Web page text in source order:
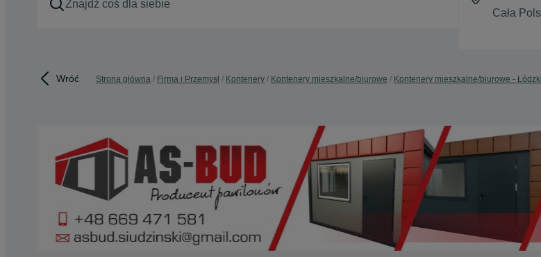
Wróć Strona główna Firma i Przemysł Kontenery Kontenery mieszkalne/biurowe Kontenery mieszkalne/biurowe -